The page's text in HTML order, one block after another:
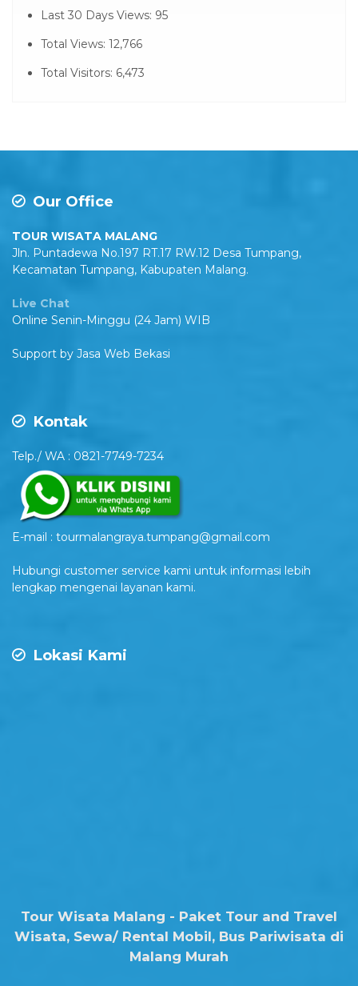
Last 30 Days Views: 95
Total Views: 12,766
Total Visitors: 6,473
Our Office
TOUR WISATA MALANG
Jln. Puntadewa No.197 RT.17 RW.12 Desa Tumpang,
Kecamatan Tumpang, Kabupaten Malang.
Live Chat
Online Senin-Minggu (24 Jam) WIB
Support by Jasa Web Bekasi
Kontak
Telp./ WA : 0821-7749-7234
E-mail : tourmalangraya.tumpang@gmail.com
Hubungi customer service kami untuk informasi lebih
lengkap mengenai layanan kami.
Lokasi Kami
Tour Wisata Malang - Paket Tour and Travel
Wisata, Sewa/ Rental Mobil, Bus Pariwisata di
Malang Murah